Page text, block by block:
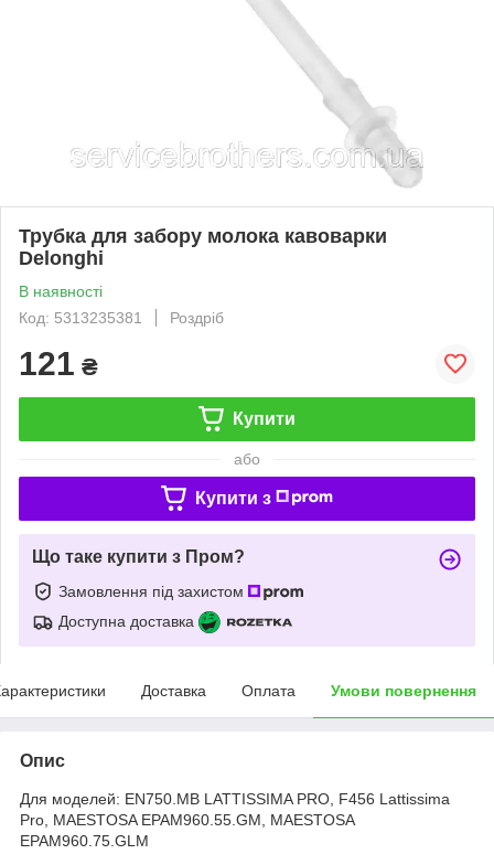
Трубка для забору молока кавоварки
Delonghi
В наявності
Код: 5313235381
Роздріб
121 ₴
Купити
або
Купити з
Що таке купити з Пром?
Замовлення під захистом
Доступна доставка
Доставка Оплата Умови повернення
Опис
Для моделей: EN750.MB LATTISSIMA PRO, F456 Lattissima
Pro, MAESTOSA EPAM960.55.GM, MAESTOSA
EPAM960.75.GLM